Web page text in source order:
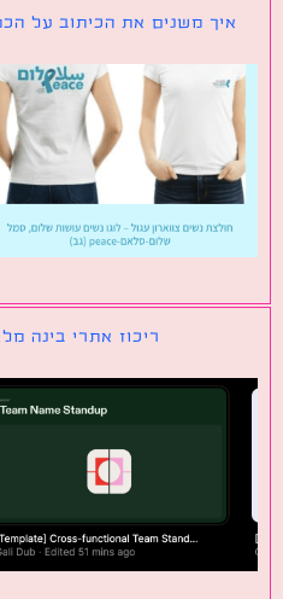
משנים את הכיתוב על הכפתור
ריכוז אתרי בינה